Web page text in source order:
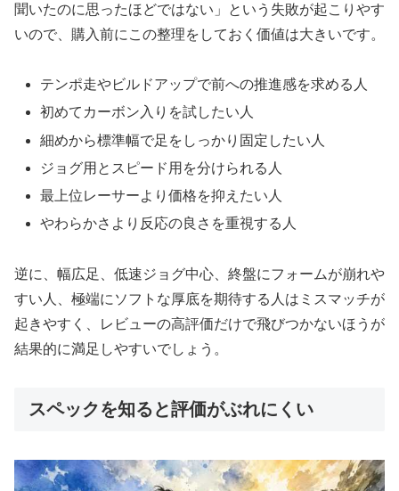
聞いたのに思ったほどではない」という失敗が起こりやす
いので、購入前にこの整理をしておく価値は大きいです。
テンポ走やビルドアップで前への推進感を求める人
初めてカーボン入りを試したい人
細めから標準幅で足をしっかり固定したい人
ジョグ用とスピード用を分けられる人
最上位レーサーより価格を抑えたい人
やわらかさより反応の良さを重視する人
逆に、幅広足、低速ジョグ中心、終盤にフォームが崩れや
すい人、極端にソフトな厚底を期待する人はミスマッチが
起きやすく、レビューの高評価だけで飛びつかないほうが
結果的に満足しやすいでしょう。
スペックを知ると評価がぶれにくい